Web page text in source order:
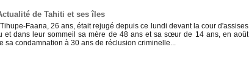
de Tahiti et ses îles
Faana, 26 ans, était rejugé depuis ce lundi devant la cour d'assises
et dans leur sommeil sa mère de 48 ans et sa sœur de 14 ans, en août
sa condamnation à 30 ans de réclusion criminelle...